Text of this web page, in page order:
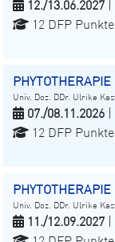
12./13.06.2027
12 DFP Punkte
Univ. Doz. DDr. Ulrike
07./08.11.2026
12 DFP Punkte
Univ. Doz. DDr. Ulrike
11./12.09.2027